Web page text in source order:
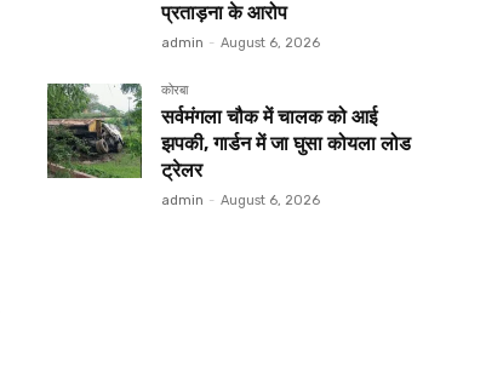
प्रताड़ना के आरोप
admin - August 6, 2026
कोरबा
सर्वमंगला चौक में चालक को आई
झपकी, गार्डन में जा घुसा कोयला लोड
ट्रेलर
admin - August 6, 2026